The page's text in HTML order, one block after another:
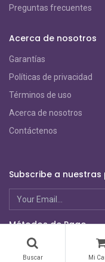
Buscar Mi
Preguntas frecuentes
Acerca de nosotros
Garantías
Políticas de privacidad
Términos de uso
Acerca de nosotros
Contáctenos
Subscribe a
Métodos de Pago